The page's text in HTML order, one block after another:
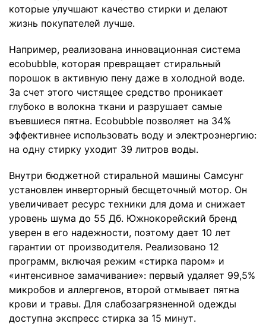
которые улучшают качество стирки и делают
жизнь покупателей лучше.
Например, реализована инновационная система
ecobubble, которая превращает стиральный
порошок в активную пену даже в холодной воде.
За счет этого чистящее средство проникает
глубоко в волокна ткани и разрушает самые
въевшиеся пятна. Ecobubble позволяет на 34%
эффективнее использовать воду и электроэнергию:
на одну стирку уходит 39 литров воды.
Внутри бюджетной стиральной машины Самсунг
установлен инверторный бесщеточный мотор. Он
увеличивает ресурс техники для дома и снижает
уровень шума до 55 Дб. Южнокорейский бренд
уверен в его надежности, поэтому дает 10 лет
гарантии от производителя. Реализовано 12
программ, включая режим «стирка паром» и
«интенсивное замачивание»: первый удаляет 99,5%
микробов и аллергенов, второй отмывает пятна
крови и травы. Для слабозагрязненной одежды
доступна экспресс стирка за 15 минут.